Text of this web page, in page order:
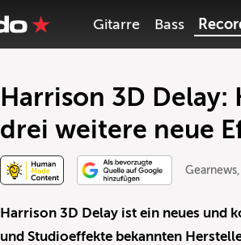
Gitarre Bass
Harrison 3D Delay:
drei weitere neue
Gearnews,
Harrison 3D Delay ist ein neues und
und Studioeffekte bekannten